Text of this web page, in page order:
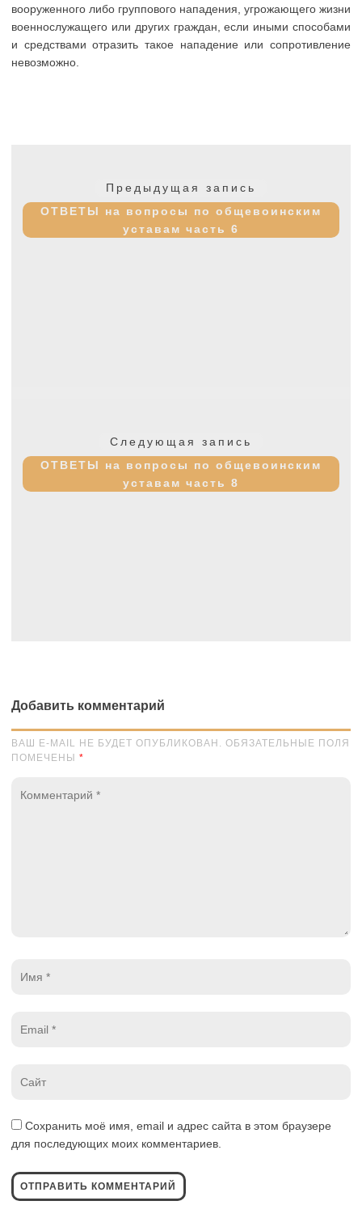
вооруженного либо группового нападения, угрожающего жизни
военнослужащего или других граждан, если иными способами
и средствами отразить такое нападение или сопротивление
невозможно.
Предыдущая запись
запись:
ОТВЕТЫ на вопросы по общевоинским
уставам часть 6
Следующая запись
запись:
ОТВЕТЫ на вопросы по общевоинским
уставам часть 8
Добавить комментарий
ВАШ E-MAIL НЕ БУДЕТ ОПУБЛИКОВАН. ОБЯЗАТЕЛЬНЫЕ ПОЛЯ
ПОМЕЧЕНЫ *
Сохранить моё имя, email и адрес сайта в этом браузере
для последующих моих комментариев.